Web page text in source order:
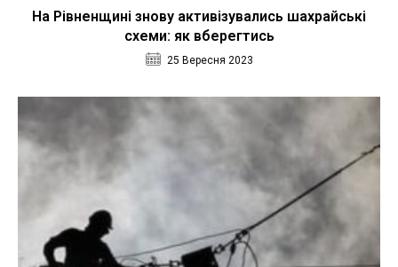
На Рівненщині знову активізувались шахрайські
схеми: як вберегтись
25 Вересня 2023